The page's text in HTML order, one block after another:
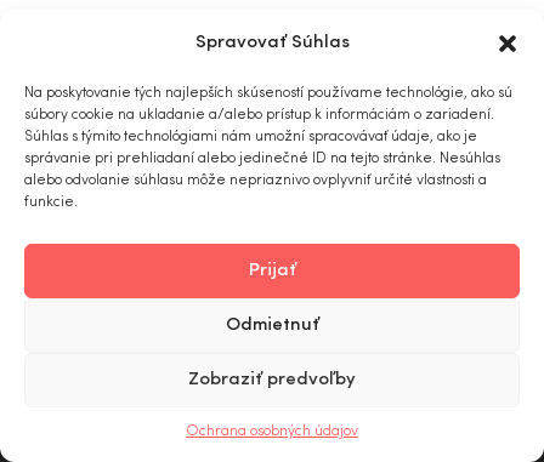
Spravovať Súhlas
Na poskytovanie tých najlepších skúseností používame technológie, ako sú
súbory cookie na ukladanie a/alebo prístup k informáciám o zariadení.
Súhlas s týmito technológiami nám umožní spracovávať údaje, ako je
správanie pri prehliadaní alebo jedinečné ID na tejto stránke. Nesúhlas
alebo odvolanie súhlasu môže nepriaznivo ovplyvniť určité vlastnosti a
funkcie.
Prijať
Odmietnuť
Zobraziť predvoľby
Ochrana osobných údajov